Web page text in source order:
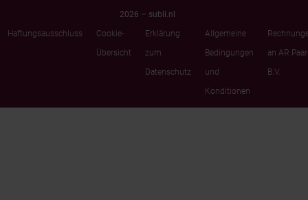
2026 – subli.nl
Haftungsausschluss
Cookie-
Übersicht
Erklärung
zum
Datenschutz
Allgemeine
Bedingungen
und
Konditionen
an AR
B.V.